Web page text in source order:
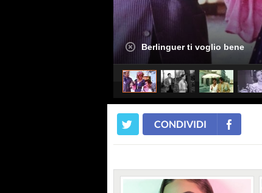
Berlinguer ti voglio bene
CONDIVIDI